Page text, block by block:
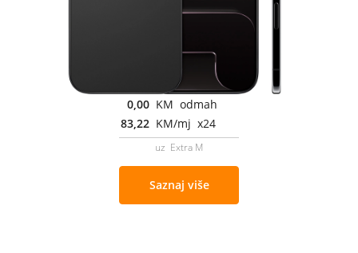
0,00 KM odmah
83,22 KM/mj x24
uz Extra M
Saznaj više